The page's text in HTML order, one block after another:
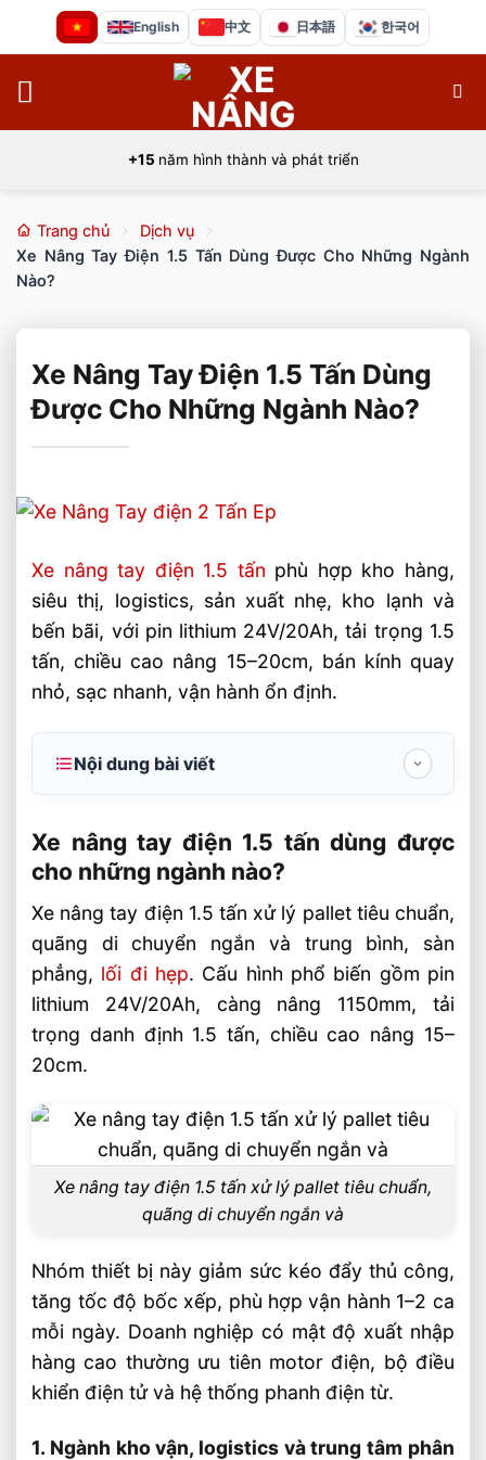
dung
English 中文 日本語 한국어
+15 năm hình thành và phát triển
Trang chủ
Dịch vụ
Xe Nâng Tay Điện 1.5 Tấn Dùng Được Cho Những Ngành
Nào?
Xe Nâng Tay Điện 1.5 Tấn Dùng
Được Cho Những Ngành Nào?
Xe nâng tay điện 1.5 tấn phù hợp kho hàng,
siêu thị, logistics, sản xuất nhẹ, kho lạnh và
bến bãi, với pin lithium 24V/20Ah, tải trọng 1.5
tấn, chiều cao nâng 15–20cm, bán kính quay
nhỏ, sạc nhanh, vận hành ổn định.
Nội dung bài viết
những ngành nào?
1. Ngành kho vận, logistics và trung tâm
phân phối
2. Ngành bán lẻ, siêu thị, thương mại
điện tử và sản xuất nhẹ
Cách chọn xe nâng tay điện 1.5 tấn theo
nhu cầu vận hành
mua
Những ngành nên ưu tiên đầu tư sớm
Câu hỏi thường gặp về Xe Nâng Tay Điện
1.5 Tấn Dùng Được Cho Những Ngành Nào?
Xe nâng tay điện 1.5 tấn có dùng được
cho kho lạnh không?
Xe nâng tay điện 1.5 tấn phù hợp pallet
nào?
ắc quy cho xe nâng tay điện?
Xe nâng tay điện 1.5 tấn dùng được
cho những ngành nào?
Xe nâng tay điện 1.5 tấn xử lý pallet tiêu chuẩn,
quãng di chuyển ngắn và trung bình, sàn
phẳng, lối đi hẹp. Cấu hình phổ biến gồm pin
lithium 24V/20Ah, càng nâng 1150mm, tải
trọng danh định 1.5 tấn, chiều cao nâng 15–
20cm.
Xe nâng tay điện 1.5 tấn xử lý pallet tiêu chuẩn,
quãng di chuyển ngắn và
Nhóm thiết bị này giảm sức kéo đẩy thủ công,
tăng tốc độ bốc xếp, phù hợp vận hành 1–2 ca
mỗi ngày. Doanh nghiệp có mật độ xuất nhập
hàng cao thường ưu tiên motor điện, bộ điều
khiển điện tử và hệ thống phanh điện từ.
1. Ngành kho vận, logistics và trung tâm phân